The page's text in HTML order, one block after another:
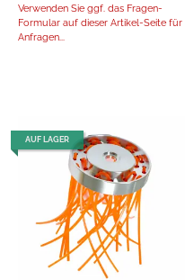
Verwenden Sie ggf. das Fragen-
Formular auf dieser Artikel-Seite für
Anfragen...
AUF LAGER